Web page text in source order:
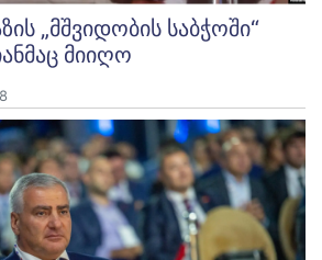
„მშვიდობის საბჭოში“
მიიღო